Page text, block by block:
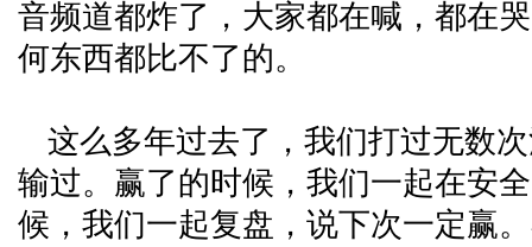
音频道都炸了，大家都在喊，都在
何东西都比不了的。
这么多年过去了，我们打过无数
输过。赢了的时候，我们一起在安
候，我们一起复盘，说下次一定赢